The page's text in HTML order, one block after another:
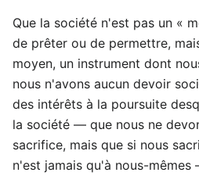
Que la société n'est pas un «
de prêter ou de permettre,
moyen, un instrument dont
nous n'avons aucun devoir
des intérêts à la poursuite
la société — que nous ne
sacrifice, mais que si nous
n'est jamais qu'à nous-